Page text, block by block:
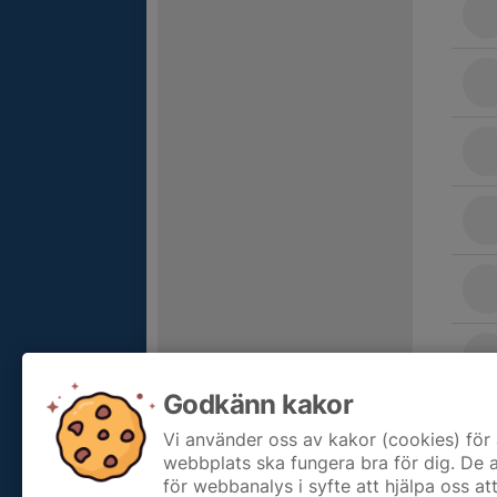
Godkänn kakor
Vi använder oss av kakor (cookies)
webbplats ska fungera bra för dig. De
för webbanalys i syfte att hjälpa oss